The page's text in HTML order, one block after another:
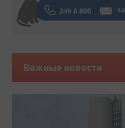
Важные новости